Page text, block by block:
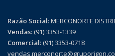
Razão Social:MERCONORTE
Vendas:(91) 3353-1339
Comercial:(91) 3353-0718